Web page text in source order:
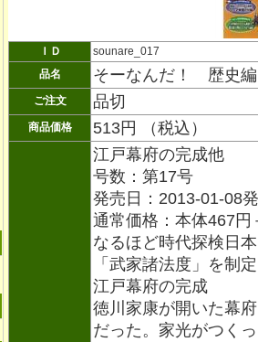
ＩＤ
sounare_017
品名
そーなんだ！ 歴史
ご注文 品切
商品価格 513円 （税込）
江戸幕府の完成他
号数：第17号
発売日：2013-01-08
通常価格：本体467円
なるほど時代探検日本
「武家諸法度」を制定
江戸幕府の完成
徳川家康が開いた幕
だった。家光がつく